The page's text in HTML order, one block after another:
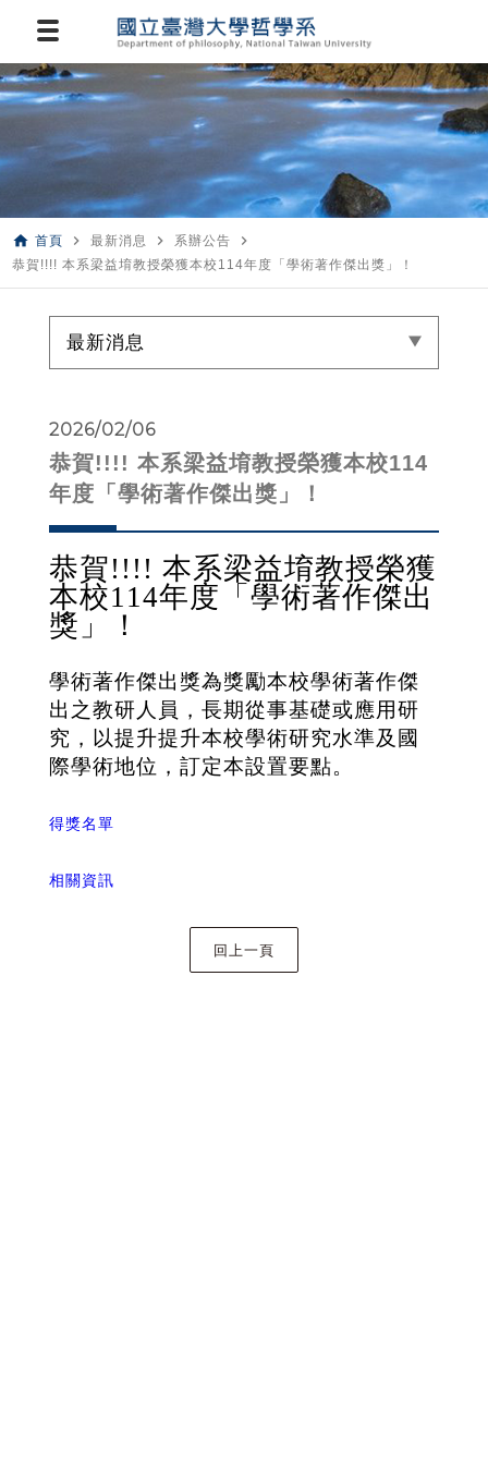
home 首頁 navigate_next 最新消息 navigate_next 系辦公告 navigate_next
恭賀!!!! 本系梁益堉教授榮獲本校114年度「學術著作傑出獎」！
最新消息
2026/02/06
恭賀!!!! 本系梁益堉教授榮獲本校114
年度「學術著作傑出獎」！
恭賀!!!! 本系梁益堉教授榮獲
本校114年度「學術著作傑出
獎」！
學術著作傑出獎為獎勵本校學術著作傑
出之教研人員，長期從事基礎或應用研
究，以提升提升本校學術研究水準及國
際學術地位，訂定本設置要點。
得獎名單
相關資訊